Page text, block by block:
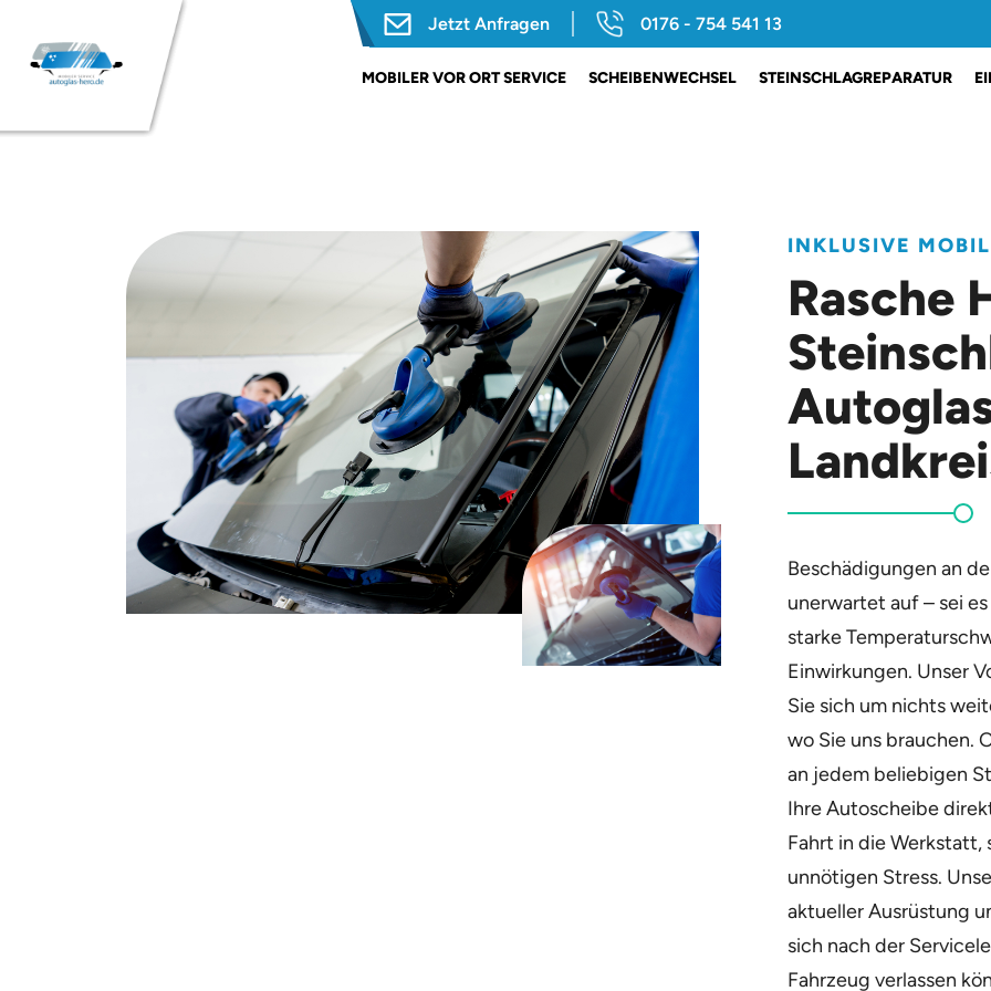
Jetzt Anfragen 0176 - 754 541 13
MOBILER VOR ORT SERVICE SCHEIBENWECHSEL STEINSCHLAGREPARATUR
INKLUSIVE
Rasche
Beschädigungen an
unerwartet auf – sei
starke
Einwirkungen. Unser
Sie sich um nichts
wo Sie uns brauchen.
an jedem beliebigen
Ihre Autoscheibe
Fahrt in die
unnötigen Stress.
aktueller Ausrüstung
sich nach der
Fahrzeug verlassen